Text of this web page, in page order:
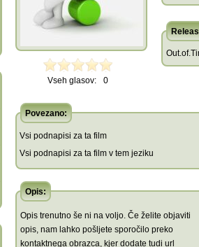
Vseh glasov: 0
Povezano:
Vsi podnapisi za ta film
Vsi podnapisi za ta film v tem jeziku
Opis:
Opis trenutno še ni na voljo. Če želite objaviti
opis, nam lahko pošljete sporočilo preko
kontaktnega obrazca, kjer dodate tudi url